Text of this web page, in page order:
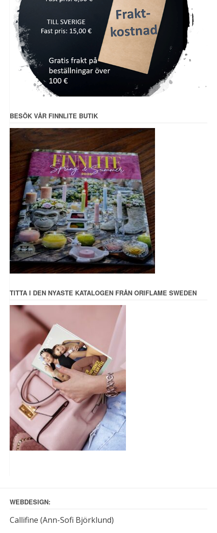
BESÖK VÅR FINNLITE BUTIK
TITTA I DEN NYASTE KATALOGEN FRÅN ORIFLAME SWEDEN
WEBDESIGN:
Callifine (Ann-Sofi Björklund)